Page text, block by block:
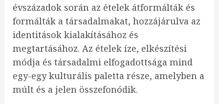
évszázadok során az ételek átformálták és
formálták a társadalmakat, hozzájárulva az
identitások kialakításához és
megtartásához. Az ételek íze, elkészítési
módja és társadalmi elfogadottsága mind
egy-egy kulturális paletta része, amelyben a
múlt és a jelen összefonódik.